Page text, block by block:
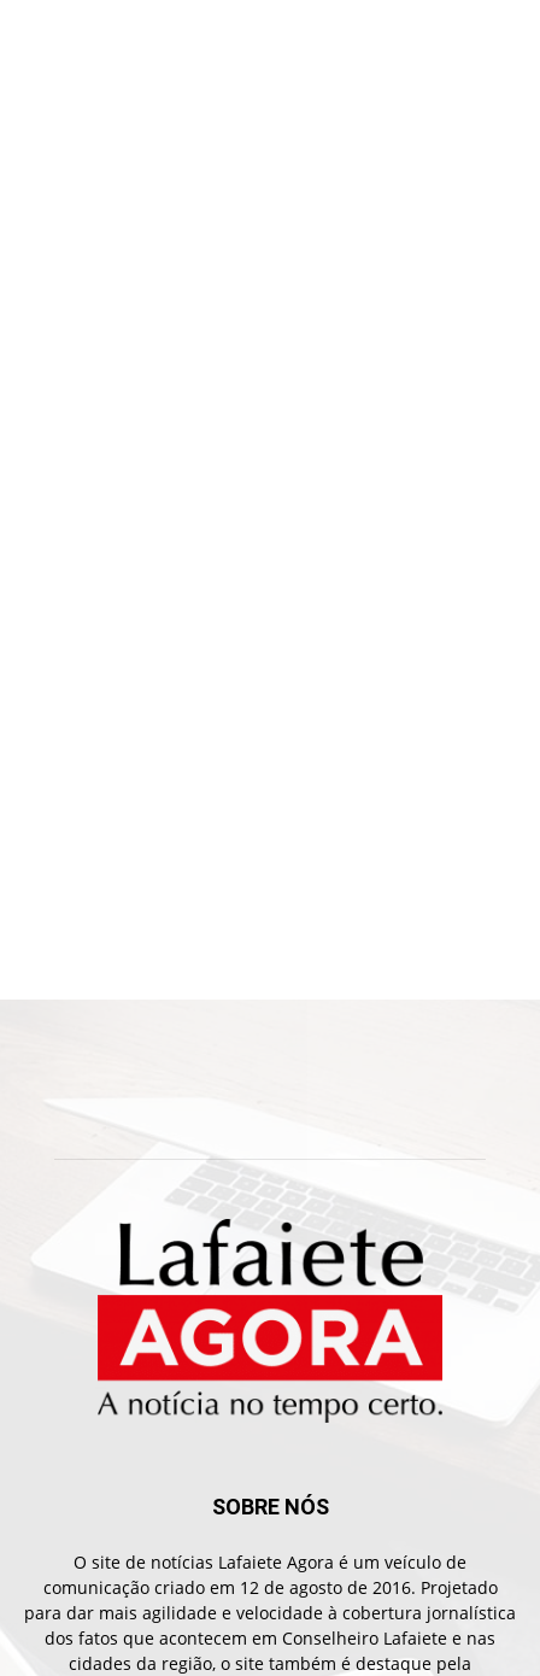
SOBRE NÓS
O site de notícias Lafaiete Agora é um veículo de
comunicação criado em 12 de agosto de 2016. Projetado
para dar mais agilidade e velocidade à cobertura jornalística
dos fatos que acontecem em Conselheiro Lafaiete e nas
cidades da região, o site também é destaque pela